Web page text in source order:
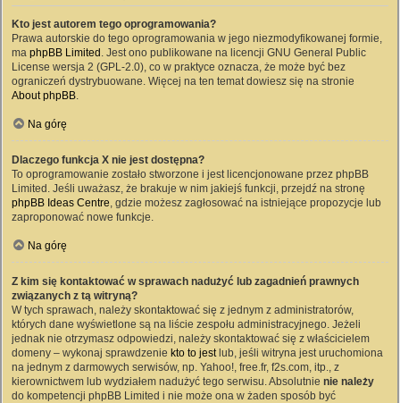
Kto jest autorem tego oprogramowania?
Prawa autorskie do tego oprogramowania w jego niezmodyfikowanej formie,
ma phpBB Limited . Jest ono publikowane na licencji GNU General Public
License wersja 2 (GPL-2.0), co w praktyce oznacza, że może być bez
ograniczeń dystrybuowane. Więcej na ten temat dowiesz się na stronie
About phpBB.
Na górę
Dlaczego funkcja X nie jest dostępna?
To oprogramowanie zostało stworzone i jest licencjonowane przez phpBB
Limited. Jeśli uważasz, że brakuje w nim jakiejś funkcji, przejdź na stronę
phpBB Ideas Centre, gdzie możesz zagłosować na istniejące propozycje lub
zaproponować nowe funkcje.
Na górę
Z kim się kontaktować w sprawach nadużyć lub zagadnień prawnych
związanych z tą witryną?
W tych sprawach, należy skontaktować się z jednym z administratorów,
których dane wyświetlone są na liście zespołu administracyjnego. Jeżeli
jednak nie otrzymasz odpowiedzi, należy skontaktować się z właścicielem
domeny – wykonaj sprawdzenie kto to jestlub, jeśli witryna jest uruchomiona
na jednym z darmowych serwisów, np. Yahoo!, free.fr, f2s.com, itp., z
kierownictwem lub wydziałem nadużyć tego serwisu. Absolutnie nie należy
do kompetencji phpBB Limited i nie może ona w żaden sposób być